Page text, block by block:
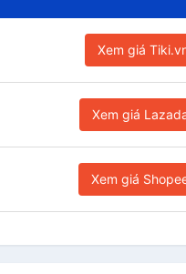
Xem giá
Xem giá
Xem giá